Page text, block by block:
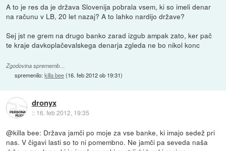
A to je res da je država Slovenija pobrala vsem, ki so imeli denar
na računu v LB, 20 let nazaj? A to lahko nardijo države?
Sej jst ne grem na drugo banko zarad izgub ampak zato, ker pač
te kraje davkoplačevalskega denarja zgleda ne bo nikol konc
Zgodovina sprememb…
spremenilo:killa bee(16. feb 2012 ob 19:31)
dronyx
:: 16. feb 2012, 19:35
@killa bee: Država jamči po moje za vse banke, ki imajo sedež pri
nas. V čigavi lasti so to ni pomembno. Ne jamči pa seveda naša